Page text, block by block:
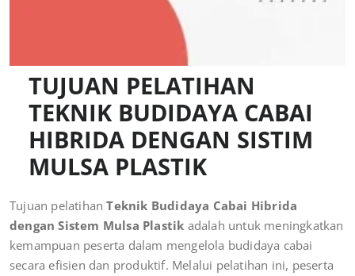
TUJUAN PELATIHAN
TEKNIK BUDIDAYA CABAI
HIBRIDA DENGAN SISTIM
MULSA PLASTIK
Tujuan pelatihanTeknik Budidaya Cabai Hibrida
dengan Sistem Mulsa Plastik adalah untuk meningkatkan
kemampuan peserta dalam mengelola budidaya cabai
secara efisien dan produktif. Melalui pelatihan ini, peserta